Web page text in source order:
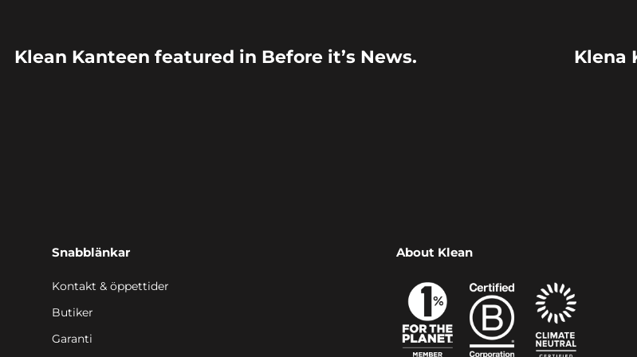
Klean Kanteen featured in Before it’s News. Klena
Snabblänkar
Kontakt & öppettider
Butiker
Garanti
About Klean